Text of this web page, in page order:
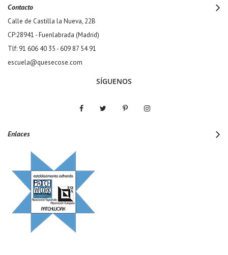
Contacto
Calle de Castilla la Nueva, 22B
CP:28941 - Fuenlabrada (Madrid)
Tlf: 91 606 40 35 - 609 87 54 91
escuela@quesecose.com
SÍGUENOS
Enlaces